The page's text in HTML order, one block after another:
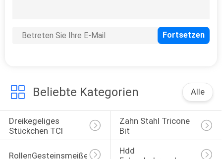
Beliebte Kategorien Alle
Dreikegeliges
Stückchen TCI
Zahn Stahl Tricone
Bit
RollenGesteinsmeißel
Hdd